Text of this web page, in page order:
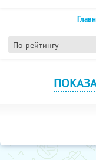
По рейтингу